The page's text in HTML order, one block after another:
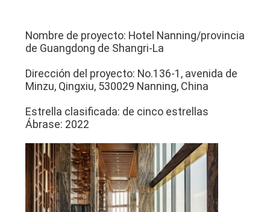
CONTACTO
CON
PIDA
UNA
CITA
MAPA
DEL
Nombre de proyecto: Hotel Nanning/provincia
de Guangdong de Shangri-La
Dirección del proyecto: No.136-1, avenida de
Minzu, Qingxiu, 530029 Nanning, China
Estrella clasificada: de cinco estrellas
Ábrase: 2022